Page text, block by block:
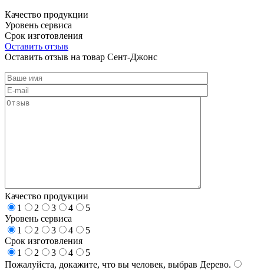
Качество продукции
Уровень сервиса
Срок изготовления
Оставить отзыв
Оставить отзыв на товар Сент-Джонс
Качество продукции
1
2 3 4
5
Уровень сервиса
1
2 3 4
5
Срок изготовления
1
2 3 4
5
Пожалуйста, докажите, что вы человек, выбрав Дерево.